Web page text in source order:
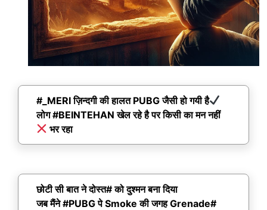
#_MERI ज़िन्दगी की हालत PUBG जैसी हो गयी है
लोग #BEINTEHAN खेल रहे है पर किसी का मन नहीं
भर रहा
छोटी सी बात ने दोस्त# को दुश्मन बना दिया
जब मैंने #PUBG पे Smoke की जगह Grenade#